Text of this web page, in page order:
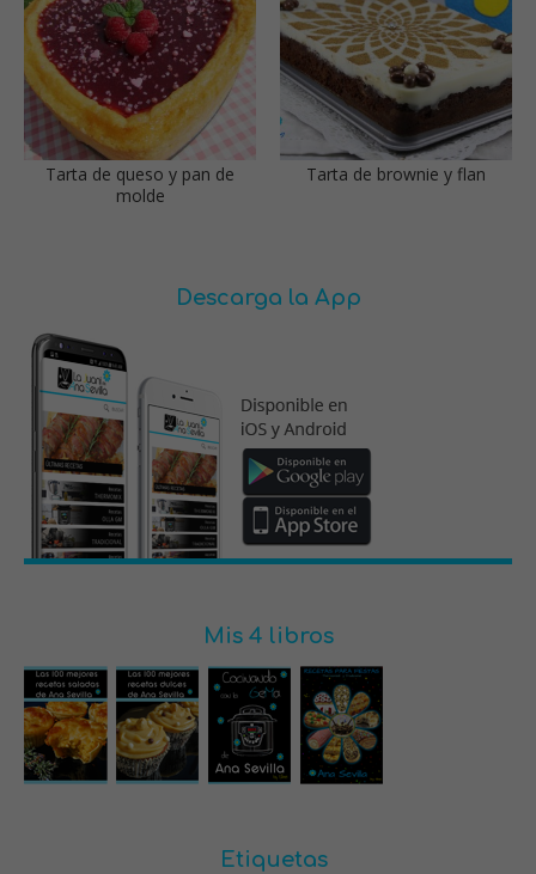
Tarta de queso y pan de
molde
Tarta de brownie y flan
Descarga la App
Mis 4 libros
Etiquetas